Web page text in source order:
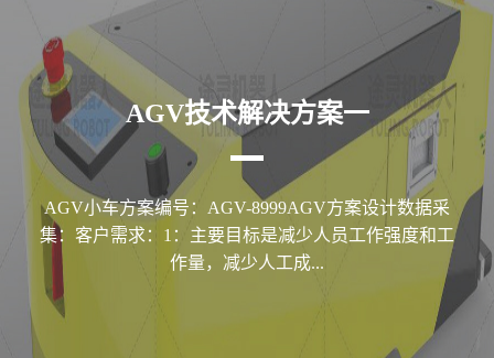
AGV技术解决方案一
AGV小车方案编号：AGV-8999AGV方案设计数据采
集：客户需求：1：主要目标是减少人员工作强度和工
作量，减少人工成...